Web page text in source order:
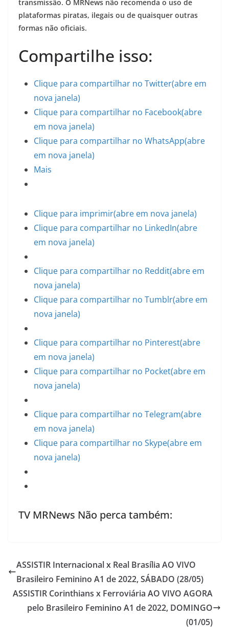
transmissão. O MRNews não recomenda o uso de
plataformas piratas, ilegais ou de quaisquer outras
formas não oficiais.
Compartilhe isso:
Clique para compartilhar no Twitter(abre em
nova janela)
Clique para compartilhar no Facebook(abre
em nova janela)
Clique para compartilhar no WhatsApp(abre
em nova janela)
Mais
Clique para imprimir(abre em nova janela)
Clique para compartilhar no LinkedIn(abre
em nova janela)
Clique para compartilhar no Reddit(abre em
nova janela)
Clique para compartilhar no Tumblr(abre em
nova janela)
Clique para compartilhar no Pinterest(abre
em nova janela)
Clique para compartilhar no Pocket(abre em
nova janela)
Clique para compartilhar no Telegram(abre
em nova janela)
Clique para compartilhar no Skype(abre em
nova janela)
TV MRNews Não perca também:
ASSISTIR Internacional x Real Brasília AO VIVO
Brasileiro Feminino A1 de 2022, SÁBADO (28/05)
ASSISTIR Corinthians x Ferroviária AO VIVO AGORA
pelo Brasileiro Feminino A1 de 2022, DOMINGO
(01/05)